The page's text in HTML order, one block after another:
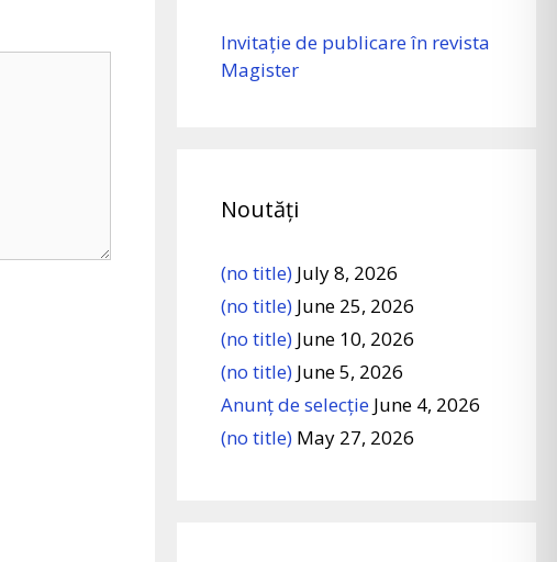
Invitație de publicare în revista
Magister
Noutăți
(no title) July 8, 2026
(no title) June 25, 2026
(no title) June 10, 2026
(no title) June 5, 2026
Anunț de selecție June 4, 2026
(no title) May 27, 2026